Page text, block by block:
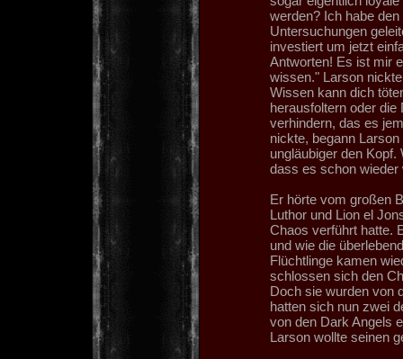
werden? Ich habe
Untersuchungen
investiert um jetzt
Antworten! Es ist mir
wissen." Larson
Wissen kann dich
herausfoltern oder
verhindern, das es
nickte, begann
ungläubiger den
dass es schon wieder
Er hörte vom großen
Luthor und Lion el
Chaos verführt hatte.
und wie die
Flüchtlinge kamen
schlossen sich den
Doch sie wurden von
hatten sich nun zwei
von den Dark Angels
Larson wollte seinen